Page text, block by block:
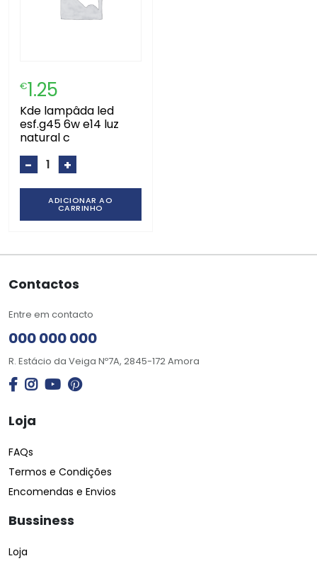
€1.25
kde lampâda led
esf.g45 6w e14 luz
natural c
- +
ADICIONAR AO
CARRINHO
Contactos
Entre em contacto
000 000 000
R. Estácio da Veiga Nº7A, 2845-172 Amora
Loja
FAQs
Termos e Condições
Encomendas e Envios
Bussiness
Loja